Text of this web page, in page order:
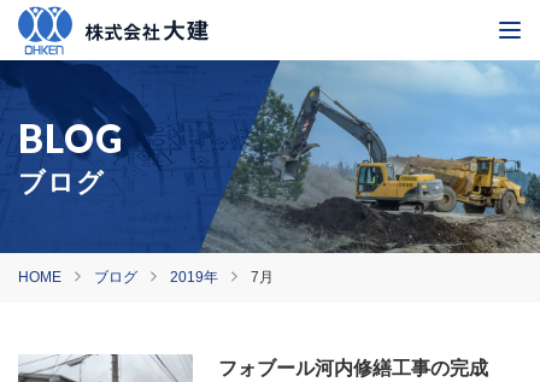
ブログ
HOME ブログ 2019年 7月
フォブール河内修繕工事の完成